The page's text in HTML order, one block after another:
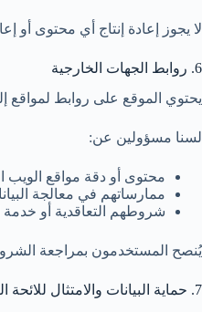
لا يجوز إعادة إنتاج أي محتوى أو
6. روابط الجهات الخارجية
يحتوي الموقع على روابط لمواقع
لسنا مسؤولين عن:
محتوى أو دقة مواقع الويب
ممارساتهم في معالجة
شروطهم التعاقدية أو خدمة
يُنصح المستخدمون بمراجعة
7. حماية البيانات والامتثال للائحة العامة لحماية البيانات (GDPR)